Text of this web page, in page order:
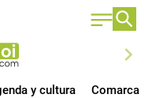
chevron_right
y cultura Comarca